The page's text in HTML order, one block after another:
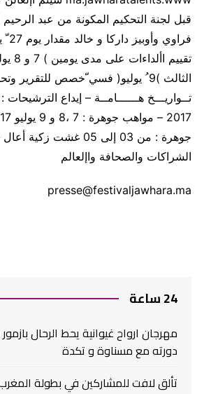
قبل لجنة التحكيم المكونة من عبد
تقييم األداءات على مدى يومين ) 7 و 8 يوليو
الثالث )9 ُ يوليو( فسي ّخصص للتقرير وتحديد الفائزين
تــواريـــخ هــــــامــة –
2017
– مواهب جوهرة : 7 ،8 و 9 يوليو 2017
جوهرة : من 03 إلى 05 غشت
الشراكات والصحافة واإلعالم
presse@festivaljawhara.ma
24 ساعة
مهرجان ارواح غيوانية يحط الرحال
دورته مع مسناوة و تكدة
تألق لافت للمشاركين في بطولة المغرب